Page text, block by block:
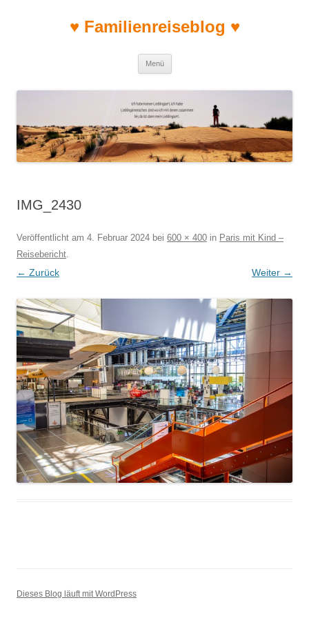
♥ Familienreiseblog ♥
Menü
IMG_2430
Veröffentlicht am 4. Februar 2024 bei 600 × 400 in Paris mit Kind –
Reisebericht.
← Zurück Weiter →
Dieses Blog läuft mit WordPress